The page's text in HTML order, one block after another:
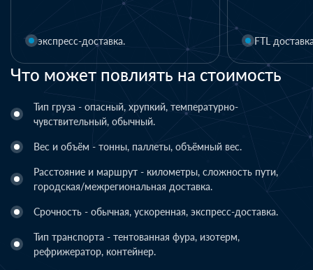
Что может повлиять на стоимость
Тип груза - опасный, хрупкий, температурно-
чувствительный, обычный.
Вес и объём - тонны, паллеты, объёмный вес.
Расстояние и маршрут - километры, сложность пути,
городская/межрегиональная доставка.
Срочность - обычная, ускоренная, экспресс-доставка.
Тип транспорта - тентованная фура, изотерм,
рефрижератор, контейнер.
FTL доставка LTL